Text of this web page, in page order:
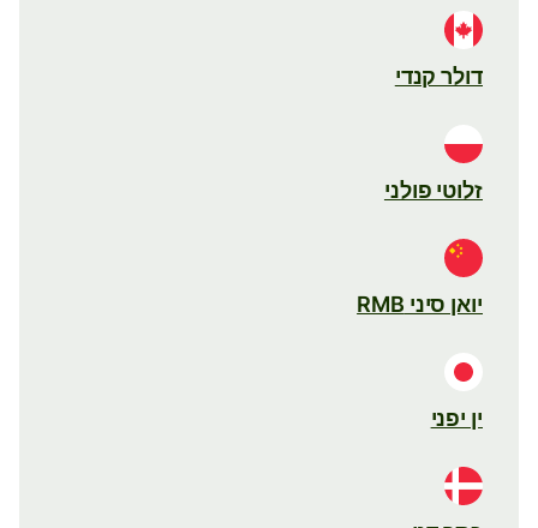
דולר קנדי
זלוטי פולני
יואן סיני RMB
ין יפני